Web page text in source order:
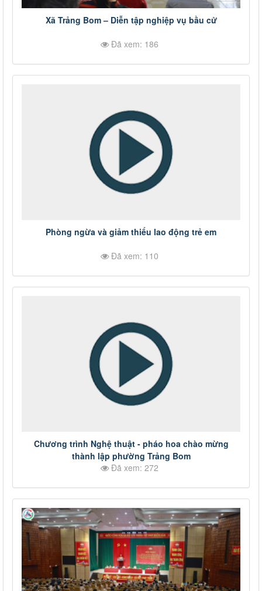
Xã Trảng Bom – Diễn tập nghiệp vụ bầu cử
Đã xem: 186
Phòng ngừa và giảm thiểu lao động trẻ em
Đã xem: 110
Chương trình Nghệ thuật - pháo hoa chào mừng
thành lập phường Trảng Bom
Đã xem: 272